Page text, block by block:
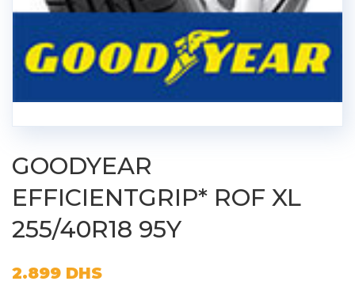
GOODYEAR
EFFICIENTGRIP* ROF XL
255/40R18 95Y
2.899 DHS